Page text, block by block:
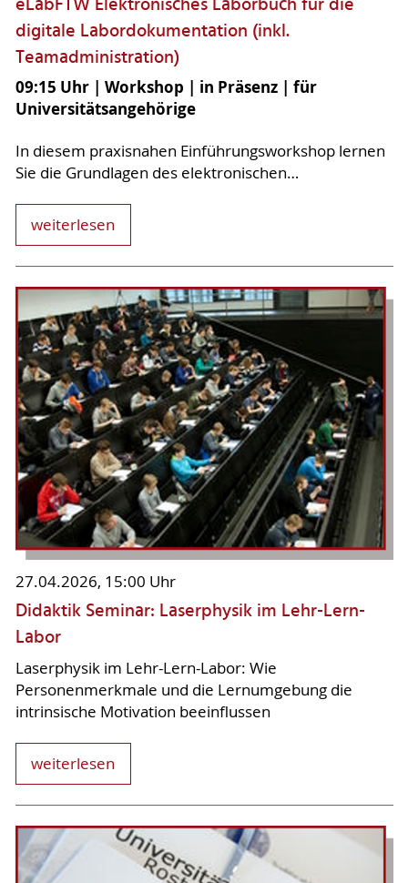
digitale Labordokumentation (inkl.
Teamadministration)
09:15 Uhr | Workshop | in Präsenz | für
Universitätsangehörige
In diesem praxisnahen Einführungsworkshop lernen
Sie die Grundlagen des elektronischen…
weiterlesen
27.04.2026, 15:00 Uhr
Didaktik Seminar: Laserphysik im Lehr-Lern-
Labor
Laserphysik im Lehr-Lern-Labor: Wie
Personenmerkmale und die Lernumgebung die
intrinsische Motivation beeinflussen
weiterlesen